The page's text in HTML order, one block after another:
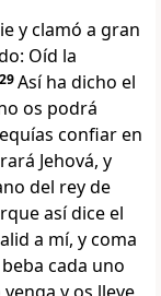
y clamó a gran
Oíd la
29Así ha dicho el
os podrá
confiar en
Jehová, y
del rey de
así dice el
a mí, y coma
cada uno